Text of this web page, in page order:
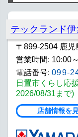
テックランド
〒899-2504 鹿
営業時間: 10:00
電話番号: 099-
日置市くらし応
2026/08/31まで)
店舗情報を